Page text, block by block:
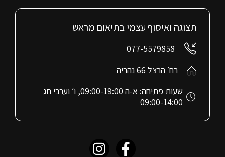
תצוגה ואיסוף עצמי בתיאום מראש
077-5579858
רח׳ הרצל 66 נהריה
שעות פתיחה: א-ה 09:00-19:00, ו׳ וערבי חג
09:00-14:00